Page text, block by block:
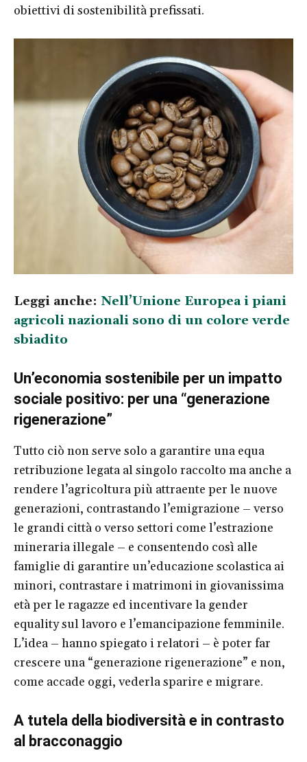
obiettivi di sostenibilità prefissati.
Leggi anche: Nell’Unione Europea i piani
agricoli nazionali sono di un colore verde
sbiadito
Un’economia sostenibile per un impatto
sociale positivo: per una “generazione
rigenerazione”
Tutto ciò non serve solo a garantire una equa
retribuzione legata al singolo raccolto ma anche a
rendere l’agricoltura più attraente per le nuove
generazioni, contrastando l’emigrazione – verso
le grandi città o verso settori come l’estrazione
mineraria illegale – e consentendo così alle
famiglie di garantire un’educazione scolastica ai
minori, contrastare i matrimoni in giovanissima
età per le ragazze ed incentivare la gender
equality sul lavoro e l’emancipazione femminile.
L’idea – hanno spiegato i relatori – è poter far
crescere una “generazione rigenerazione” e non,
come accade oggi, vederla sparire e migrare.
A tutela della biodiversità e in contrasto
al bracconaggio